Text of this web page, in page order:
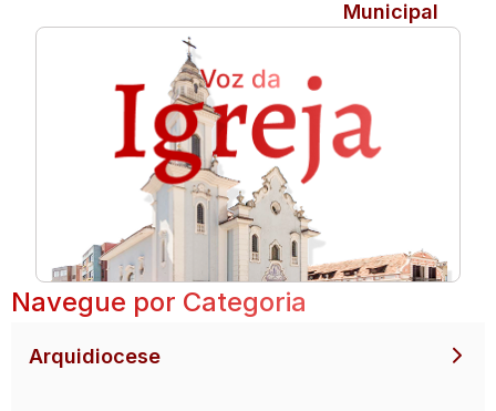
Municipal
Navegue por Categoria
Arquidiocese